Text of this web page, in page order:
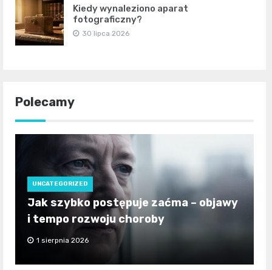
Kiedy wynaleziono aparat
fotograficzny?
30 lipca 2026
Polecamy
UNCATEGORIZED
Jak szybko postępuje zaćma – objawy
i tempo rozwoju choroby
1 sierpnia 2026